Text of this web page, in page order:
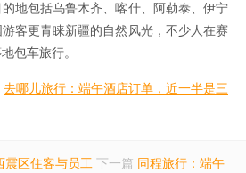
地包括乌鲁木齐、喀什、阿勒泰、伊宁
客更青睐新疆的自然风光，不少人在赛
包车旅行。
去哪儿旅行：端午酒店订单，近一半是三
震区住客与员工 下一篇 同程旅行：端午